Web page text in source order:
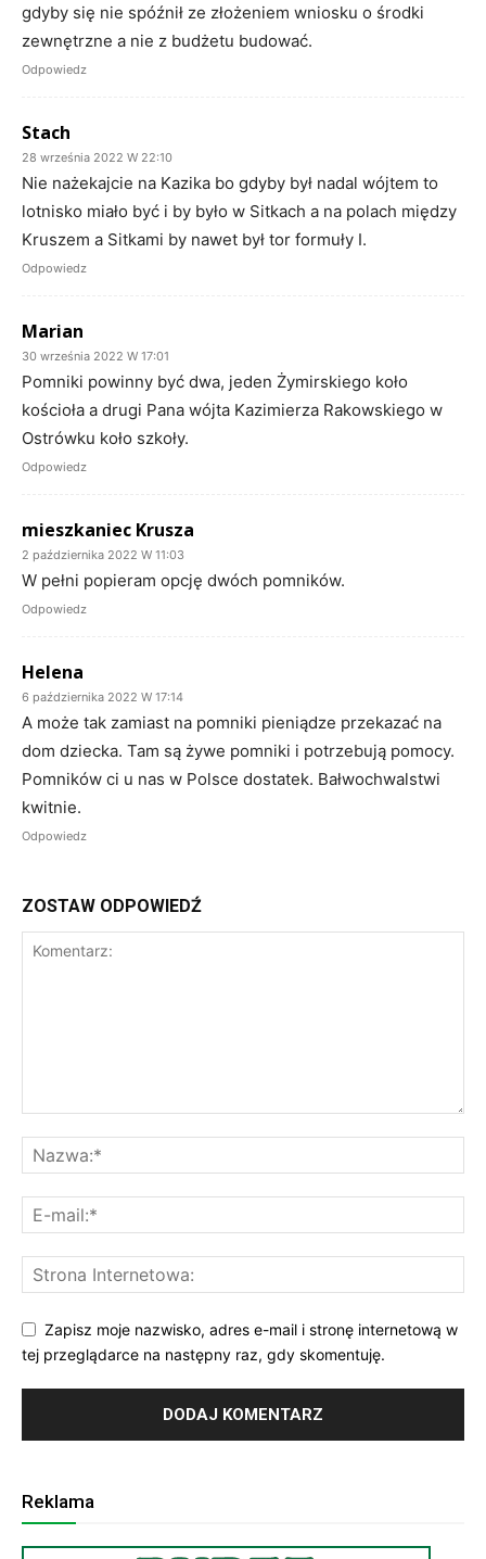
gdyby się nie spóźnił ze złożeniem wniosku o środki
zewnętrzne a nie z budżetu budować.
Odpowiedz
Stach
28 września 2022 W 22:10
Nie nażekajcie na Kazika bo gdyby był nadal wójtem to
lotnisko miało być i by było w Sitkach a na polach między
Kruszem a Sitkami by nawet był tor formuły I.
Odpowiedz
Marian
30 września 2022 W 17:01
Pomniki powinny być dwa, jeden Żymirskiego koło
kościoła a drugi Pana wójta Kazimierza Rakowskiego w
Ostrówku koło szkoły.
Odpowiedz
mieszkaniec Krusza
2 października 2022 W 11:03
W pełni popieram opcję dwóch pomników.
Odpowiedz
Helena
6 października 2022 W 17:14
A może tak zamiast na pomniki pieniądze przekazać na
dom dziecka. Tam są żywe pomniki i potrzebują pomocy.
Pomników ci u nas w Polsce dostatek. Bałwochwalstwi
kwitnie.
Odpowiedz
ZOSTAW ODPOWIEDŹ
Zapisz moje nazwisko, adres e-mail i stronę internetową w
tej przeglądarce na następny raz, gdy skomentuję.
Reklama